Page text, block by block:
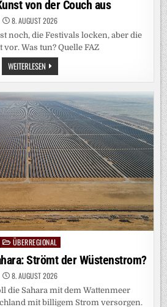
von der Couch aus
8. AUGUST 2026
noch, die Festivals locken, aber die
vor. Was tun? Quelle FAZ
WEITERLESEN FERNWEH:
KUNST
VON
DER
COUCH
AUS
Posted
in
ÜBERREGIONAL
Strömt der Wüstenstrom?
8. AUGUST 2026
die Sahara mit dem Wattenmeer
mit billigem Strom versorgen.